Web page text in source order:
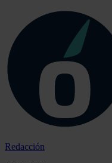
Redacción